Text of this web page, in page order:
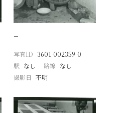
−
写真ID 3601-002359-0
駅 なし 路線 なし
撮影日 不明